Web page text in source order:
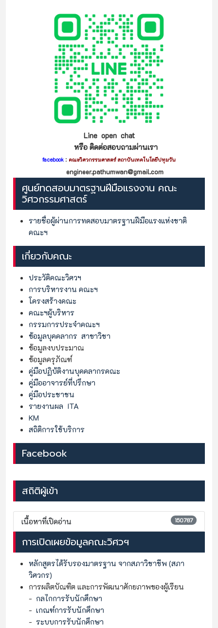
Line open chat
หรือ ติดต่อสอบถามผ่านเรา
facebook : คณะวิศวกรรมศาสตร์ สถาบันเทคโนโลยีปทุมวัน
engineer.pathumwan@gmail.com
ศูนย์ทดสอบมาตรฐานฝีมือแรงงาน คณะ
วิศวกรรมศาสตร์
รายชื่อผู้ผ่านการทดสอบมาตรฐานฝีมือแรงแห่งชาติ
คณะฯ
เกี่ยวกับคณะ
ประวัติคณะวิศวฯ
การบริหารงาน คณะฯ
โครงสร้างคณะ
คณะฯผู้บริหาร
กรรมการประจำคณะฯ
ข้อมูลบุคคลากร สาขาวิชา
ข้อมูลงบประมาณ
ข้อมูลครุภัณฑ์
คู่มือปฏิบ้ติงานบุคคลากรคณะ
คู่มืออาจารย์ที่ปรึกษา
คู่มือประชาชน
รายงานผล ITA
KM
สถิติการใช้บริการ
Facebook
สถิติผู้เข้า
เนื้อหาที่เปิดอ่าน 150787
การเปิดเผยข้อมูลคณะวิศวฯ
หลักสูตรได้รับรองมาตรฐาน จากสภาวิชาชีพ (สภา
วิศวกร)
การผลิตบัณฑิต และการพัฒนาศักยภาพของผู้เรียน
- กลไกการรับนักศึกษา
- เกณฑ์การรับนักศึกษา
- ระบบการรับนักศึกษา